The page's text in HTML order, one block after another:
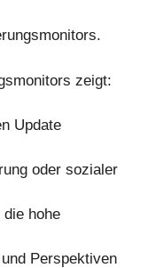
zeigt:
Update
oder sozialer
hohe
Perspektiven